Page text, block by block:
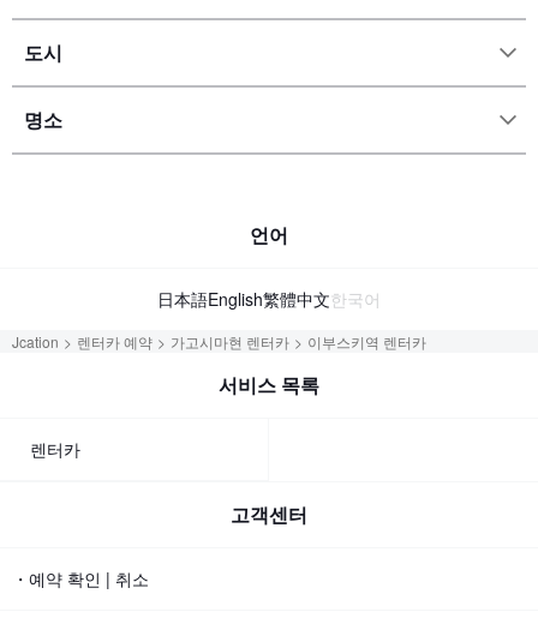
도시
명소
언어
日本語English繁體中文한국어
Jcation 렌터카 예약 가고시마현 렌터카 이부스키역 렌터카
서비스 목록
렌터카
고객센터
・예약 확인 | 취소